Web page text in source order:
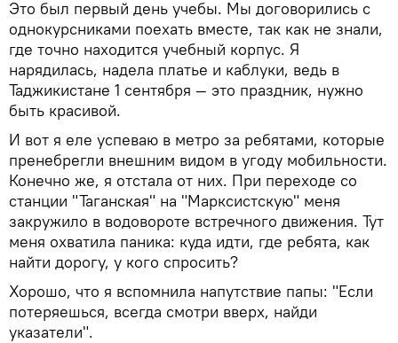
Это был первый день учебы. Мы договорились с
однокурсниками поехать вместе, так как не знали,
где точно находится учебный корпус. Я
нарядилась, надела платье и каблуки, ведь в
Таджикистане 1 сентября — это праздник, нужно
быть красивой.
И вот я еле успеваю в метро за ребятами, которые
пренебрегли внешним видом в угоду мобильности.
Конечно же, я отстала от них. При переходе со
станции "Таганская" на "Марксистскую" меня
закружило в водовороте встречного движения. Тут
меня охватила паника: куда идти, где ребята, как
найти дорогу, у кого спросить?
Хорошо, что я вспомнила напутствие папы: "Если
потеряешься, всегда смотри вверх, найди
указатели".